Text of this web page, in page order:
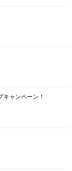
ャンペーン！